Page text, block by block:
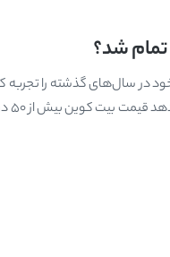
تمام شد؟
سال‌های گذشته را تجربه